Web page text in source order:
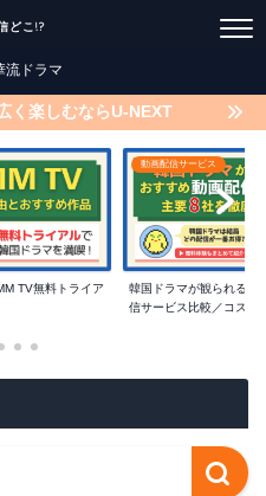
どこ!?
流ドラマ
く楽しむならU-NEXT
TV無料トライア
動画配信サービス
韓国ドラマが観られるお
信サービス比較／コスパ